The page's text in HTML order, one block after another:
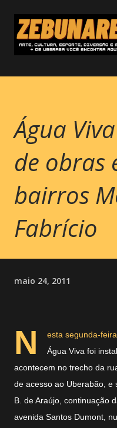
Pular para
Água
de obras
bairros
Fabrício
maio 24, 2011
N
esta segunda-
Água Viva foi
acontecem no trecho da
de acesso ao Uberabão, e
B. de Araújo, continuação
avenida Santos Dumont,